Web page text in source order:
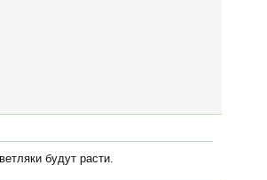
будут расти.